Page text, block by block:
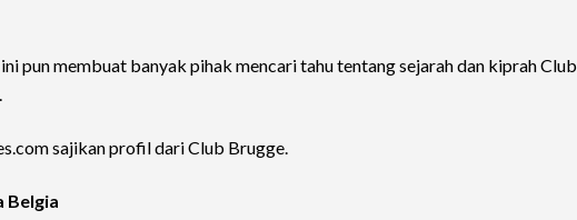
pun membuat banyak pihak mencari tahu tentang sejarah dan kiprah Club
sajikan profil dari Club Brugge.
Belgia